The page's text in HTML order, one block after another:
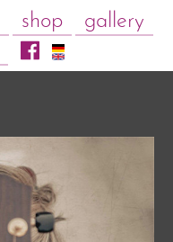
shop
gallery